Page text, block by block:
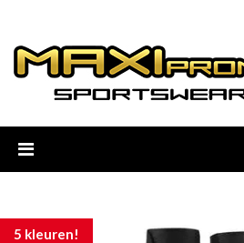
5 kleuren!